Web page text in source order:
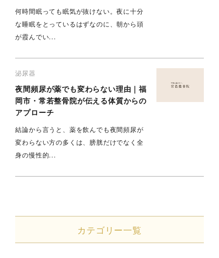
何時間眠っても眠気が抜けない。夜に十分
な睡眠をとっているはずなのに、朝から頭
が霞んでい...
泌尿器
夜間頻尿が薬でも変わらない理由｜福
岡市・常若整骨院が伝える体質からの
アプローチ
結論から言うと、薬を飲んでも夜間頻尿が
変わらない方の多くは、膀胱だけでなく全
身の慢性的...
カテゴリー一覧